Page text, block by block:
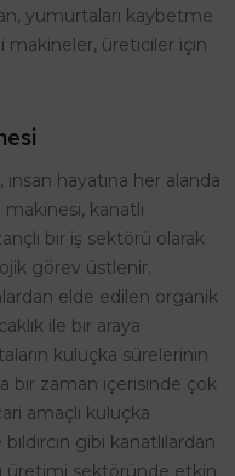
yumurtaları kaybetme
makineler, üreticiler için
hayatına her alanda
kanatlı
bir iş sektörü olarak
görev üstlenir.
elde edilen organik
ile bir araya
kuluçka sürelerinin
bir zaman içerisinde çok
amaçlı kuluçka
gibi kanatlılardan